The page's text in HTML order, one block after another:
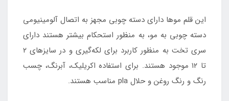
این قلم موها دارای دسته چوبی مجهز به اتصال آلومینیومی
دسته چوبی به مو، به منظور استحکام بیشتر هستند دارای
سری تخت به منظور کاربرد برای لکه‌گیری و در سایزهای ۲
تا ۱۲ موجود هستند. برای استفاده اکریلیک، آبرنگ، چسب
رنگ و رنگ روغن و حلال pla مناسب هستند.